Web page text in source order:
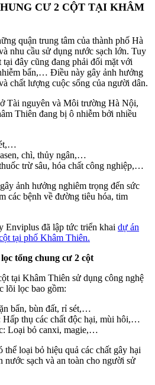
CƯ 2 CỘT TẠI KHÂM
quận trung tâm của thành phố Hà
nhu cầu sử dụng nước sạch lớn. Tuy
đây cũng đang phải đối mặt với
bẩn,… Điều này gây ảnh hưởng
chất lượng cuộc sống của người dân.
Tài nguyên và Môi trường Hà Nội,
Thiên đang bị ô nhiễm bởi nhiều
chì, thủy ngân,…
trừ sâu, hóa chất công nghiệp,…
ảnh hưởng nghiêm trọng đến sức
các bệnh về đường tiêu hóa, tim
Enviplus đã lập tức triển khai dự án
tại phố Khâm Thiên.
tổng chung cư 2 cột
tại Khâm Thiên sử dụng công nghệ
lõi lọc bao gồm:
bẩn, bùn đất, rỉ sét,…
Hấp thụ các chất độc hại, mùi hôi,…
Loại bỏ canxi, magie,…
loại bỏ hiệu quả các chất gây hại
nước sạch và an toàn cho người sử